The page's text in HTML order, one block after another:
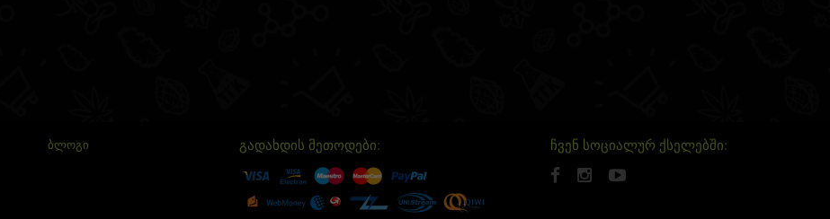
ᲑᲚᲝᲒᲘ გადახდის მეთოდები: ჩვენ სოციალურ ქსელებში: